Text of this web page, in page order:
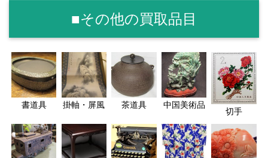
■その他の買取品目
書道具 掛軸・屏風 茶道具 中国美術品
切手